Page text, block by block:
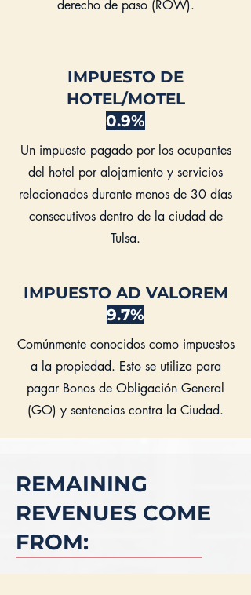
derecho de paso (ROW).
IMPUESTO DE
HOTEL/MOTEL
0.9%
Un impuesto pagado por los ocupantes
del hotel por alojamiento y servicios
relacionados durante menos de 30 días
consecutivos dentro de la ciudad de
Tulsa.
IMPUESTO AD VALOREM
9.7%
Comúnmente conocidos como impuestos
a la propiedad. Esto se utiliza para
pagar Bonos de Obligación General
(GO) y sentencias contra la Ciudad.
REMAINING
REVENUES COME
FROM: